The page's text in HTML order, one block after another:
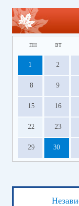
пн вт
1 2
8 9
15 16
22 23
29 30